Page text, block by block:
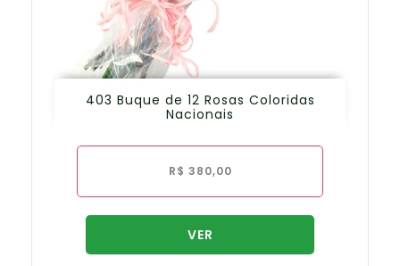
403 Buque de 12 Rosas Coloridas
Nacionais
R$ 380,00
VER